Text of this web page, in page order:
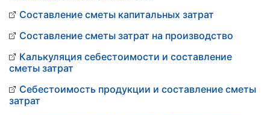
Составление сметы капитальных затрат
Составление сметы затрат на производство
Калькуляция себестоимости и составление
сметы затрат
Себестоимость продукции и составление сметы
затрат